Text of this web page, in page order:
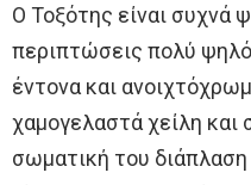
Ο Τοξότης είναι συχνά
περιπτώσεις πολύ
έντονα και
χαμογελαστά χείλη και
σωματική του